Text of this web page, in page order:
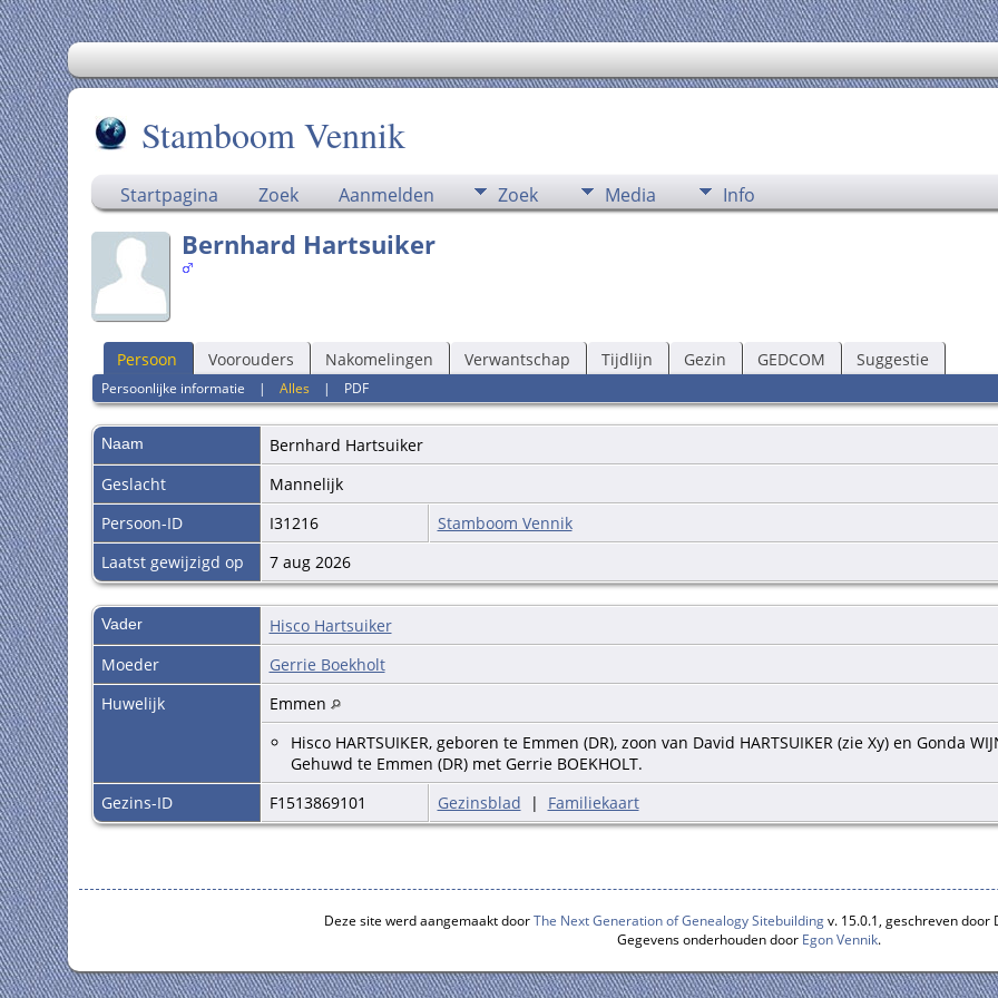
Stamboom Vennik
Startpagina Zoek Aanmelden Zoek Media Info
Bernhard Hartsuiker
Persoon Voorouders Nakomelingen Verwantschap Tijdlijn Gezin GEDCOM Suggestie
Persoonlijke informatie | Alles | PDF
Naam Bernhard Hartsuiker
Geslacht
Mannelijk
Persoon-ID
I31216
Stamboom Vennik
Laatst gewijzigd op
7 aug 2026
Vader
Hisco Hartsuiker
Moeder
Gerrie Boekholt
Huwelijk
Emmen
Hisco HARTSUIKER, geboren te Emmen (DR), zoon van David HARTSUIKER (zie Xy) en Gonda
Gehuwd te Emmen (DR) met Gerrie BOEKHOLT.
Gezins-ID
F1513869101 Gezinsblad | Familiekaart
Deze site werd aangemaakt doorThe Next Generation of Genealogy Sitebuildingv. 15.0.1, geschreven door
Gegevens onderhouden door Egon Vennik.